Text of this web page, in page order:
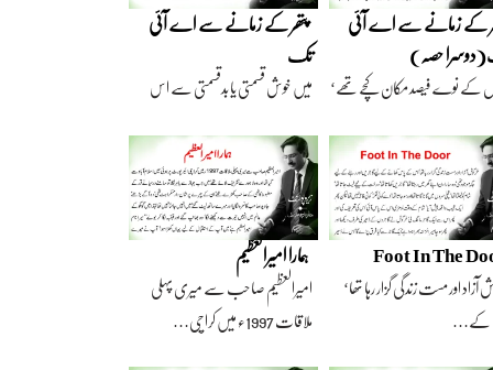
کے زمانے سے اے آئی
حصہ)
کے نوے فیصد مکان کچے تھے‘
پتھر کے زمانے سے اے آئی
تک
میں خوش قسمتی یا بدقسمتی سے اس
Foot In The
آزاد اور مست زندگی گزار رہا تھا‘
کے…
ہمارا امیرالعظیم
امیرالعظیم صاحب سے میری پہلی
ملاقات 1997ء میں کراچی…